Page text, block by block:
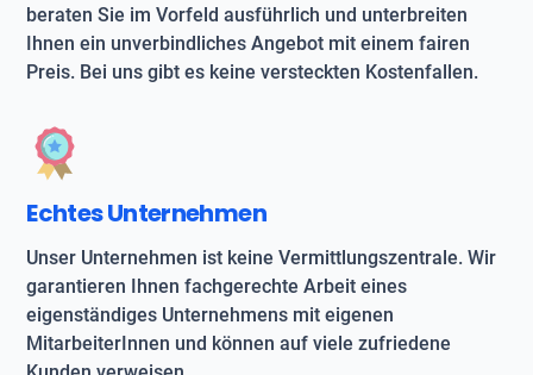
beraten Sie im Vorfeld ausführlich und unterbreiten
Ihnen ein unverbindliches Angebot mit einem fairen
Preis. Bei uns gibt es keine versteckten Kostenfallen.
Echtes Unternehmen
Unser Unternehmen ist keine Vermittlungszentrale. Wir
garantieren Ihnen fachgerechte Arbeit eines
eigenständiges Unternehmens mit eigenen
MitarbeiterInnen und können auf viele zufriedene